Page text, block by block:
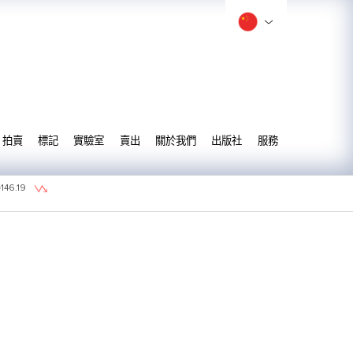
拍賣 標記 實驗室 賣出 關於我們 出版社 服務
146.19